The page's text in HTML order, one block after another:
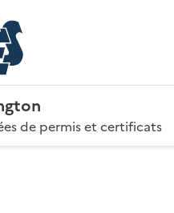
de permis et certificats